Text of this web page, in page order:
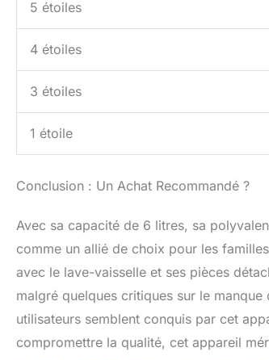
5 étoiles
4 étoiles
3 étoiles
1 étoile
Conclusion : Un Achat Recommandé ?
Avec sa capacité de 6 litres, sa
comme un allié de choix pour les
avec le lave-vaisselle et ses pièces
malgré quelques critiques sur le
utilisateurs semblent conquis par cet
compromettre la qualité, cet appareil